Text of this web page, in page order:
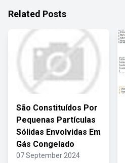
Related Posts
São Constituídos Por
Pequenas Partículas
Sólidas Envolvidas Em
Gás Congelado
07 September 2024